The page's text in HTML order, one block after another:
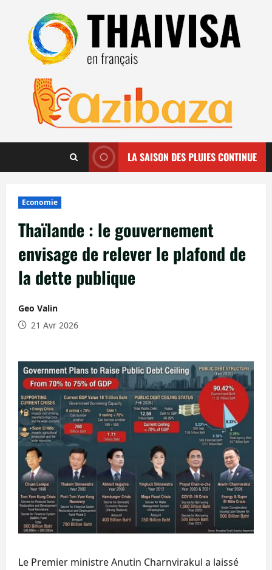
contenu
LA SAISON DES PLUIES CONTINUE
Economie
Thaïlande : le gouvernement
envisage de relever le plafond de
la dette publique
Geo Valin
21 Avr 2026
Le Premier ministre Anutin Charnvirakul a laissé